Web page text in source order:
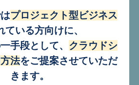
プロジェクト型ビジネス
ている方向けに、
手段として、 クラウドシ
法をご提案させていただ
きます。